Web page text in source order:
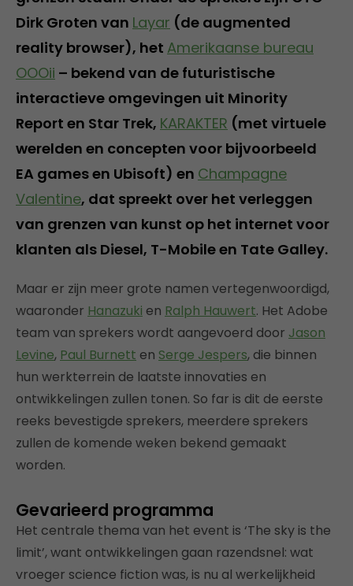
Dirk Groten van Layar (de augmented
reality browser), het Amerikaanse bureau
OOOii – bekend van de futuristische
interactieve omgevingen uit Minority
Report en Star Trek, KARAKTER (met virtuele
werelden en concepten voor bijvoorbeeld
EA games en Ubisoft) en Champagne
Valentine, dat spreekt over het verleggen
van grenzen van kunst op het internet voor
klanten als Diesel, T-Mobile en Tate Galley.
Maar er zijn meer grote namen vertegenwoordigd,
waaronder Hanazuki en Ralph Hauwert. Het Adobe
team van sprekers wordt aangevoerd door Jason
Levine, Paul Burnett en Serge Jespers, die binnen
hun werkterrein de laatste innovaties en
ontwikkelingen zullen tonen. So far is dit de eerste
reeks bevestigde sprekers, meerdere sprekers
zullen de komende weken bekend gemaakt
worden.
Gevarieerd programma
Het centrale thema van het event is ‘The sky is the
limit’, want ontwikkelingen gaan razendsnel: wat
vroeger science fiction was, is nu al werkelijkheid